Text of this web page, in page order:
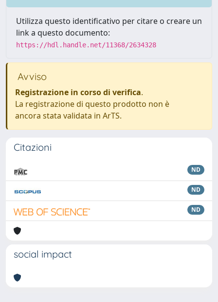
Utilizza questo identificativo per citare o creare un
link a questo documento:
https://hdl.handle.net/11368/2634328
Avviso
Registrazione in corso di verifica.
La registrazione di questo prodotto non è
ancora stata validata in ArTS.
Citazioni
ND
ND
ND
social impact